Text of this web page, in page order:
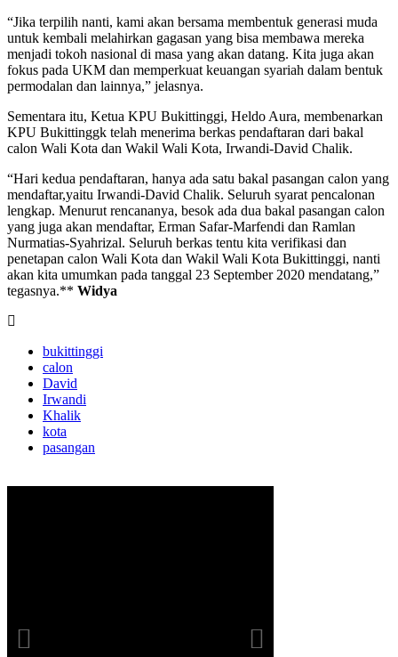
“Jika terpilih nanti, kami akan bersama membentuk generasi muda
untuk kembali melahirkan gagasan yang bisa membawa mereka
menjadi tokoh nasional di masa yang akan datang. Kita juga akan
fokus pada UKM dan memperkuat keuangan syariah dalam bentuk
permodalan dan lainnya,” jelasnya.
Sementara itu, Ketua KPU Bukittinggi, Heldo Aura, membenarkan
KPU Bukittinggk telah menerima berkas pendaftaran dari bakal
calon Wali Kota dan Wakil Wali Kota, Irwandi-David Chalik.
“Hari kedua pendaftaran, hanya ada satu bakal pasangan calon yang
mendaftar,yaitu Irwandi-David Chalik. Seluruh syarat pencalonan
lengkap. Menurut rencananya, besok ada dua bakal pasangan calon
yang juga akan mendaftar, Erman Safar-Marfendi dan Ramlan
Nurmatias-Syahrizal. Seluruh berkas tentu kita verifikasi dan
penetapan calon Wali Kota dan Wakil Wali Kota Bukittinggi, nanti
akan kita umumkan pada tanggal 23 September 2020 mendatang,”
tegasnya.** Widya
bukittinggi
calon
David
Irwandi
Khalik
kota
pasangan